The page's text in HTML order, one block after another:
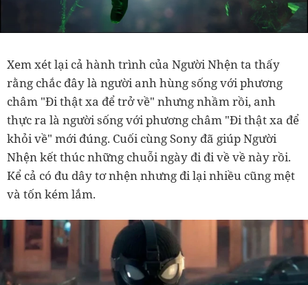
Xem xét lại cả hành trình của Người Nhện ta thấy
rằng chắc đây là người anh hùng sống với phương
châm "Đi thật xa để trở về" nhưng nhầm rồi, anh
thực ra là người sống với phương châm "Đi thật xa để
khỏi về" mới đúng. Cuối cùng Sony đã giúp Người
Nhện kết thúc những chuỗi ngày đi đi về về này rồi.
Kể cả có đu dây tơ nhện nhưng đi lại nhiều cũng mệt
và tốn kém lắm.